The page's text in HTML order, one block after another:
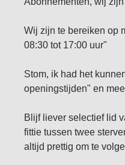
Wij zijn te bereiken op
08:30 tot 17:00 uur"
Stom, ik had het
openingstijden" en
Blijf liever selectief lid
fittie tussen twee
altijd prettig om te